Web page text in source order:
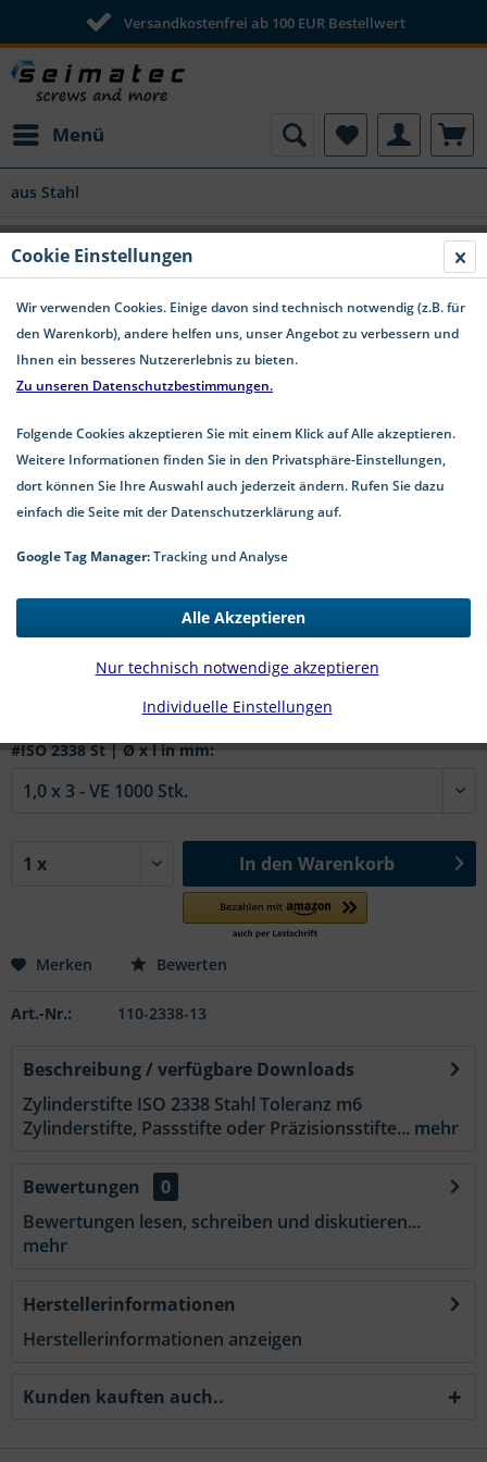
Versandkostenfrei ab 100 EUR Bestellwert
Menü
aus Stahl
ISO 2338 Zylinderstifte Toleranzfeld m6
Stahl
🤖Dieses Bild wurde mit Künstlicher Intelligenz erstellt.
32,28 € *
zzgl. Versandkosten
2-5 Werktage Lieferzeit
#ISO 2338 St | Ø x l in mm:
In den Warenkorb
Merken Bewerten
Art.-Nr.: 110-2338-13
Beschreibung / verfügbare Downloads
Zylinderstifte ISO 2338 Stahl Toleranz m6
Zylinderstifte, Passstifte oder Präzisionsstifte... mehr
Bewertungen
0
Bewertungen lesen, schreiben und diskutieren...
mehr
Herstellerinformationen
Herstellerinformationen anzeigen
Kunden kauften auch..
Cookie Einstellungen
Wir verwenden Cookies. Einige davon sind technisch notwendig (z.B. für
den Warenkorb), andere helfen uns, unser Angebot zu verbessern und
Ihnen ein besseres Nutzererlebnis zu bieten.
Zu unseren Datenschutzbestimmungen.
Folgende Cookies akzeptieren Sie mit einem Klick auf Alle akzeptieren.
Weitere Informationen finden Sie in den Privatsphäre-Einstellungen,
dort können Sie Ihre Auswahl auch jederzeit ändern. Rufen Sie dazu
einfach die Seite mit der Datenschutzerklärung auf.
Google Tag Manager:Tracking und Analyse
Individuelle Einstellungen
Nur technisch notwendige akzeptieren
Alle Akzeptieren